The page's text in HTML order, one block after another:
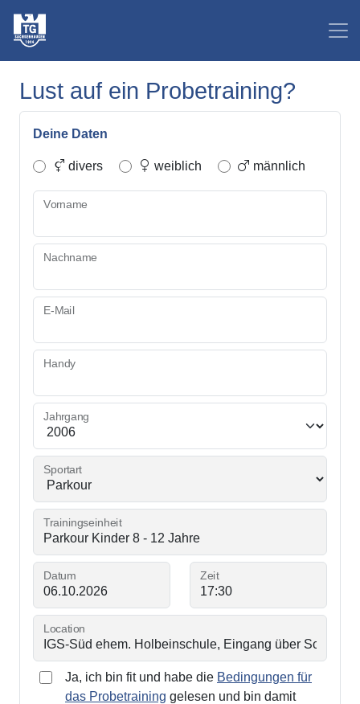
Lust auf ein Probetraining?
Deine Daten
divers weiblich männlich
Vorname
Nachname
E-Mail
Handy
Jahrgang
Sportart
Trainingseinheit
Datum Zeit
Location
Ja, ich bin fit und habe die Bedingungen für
das Probetraining gelesen und bin damit